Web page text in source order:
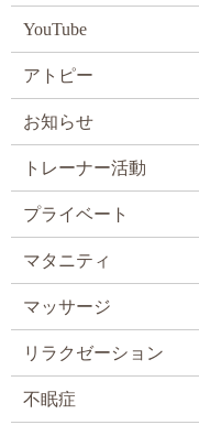
YouTube
アトピー
お知らせ
トレーナー活動
プライベート
マタニティ
マッサージ
リラクゼーション
不眠症